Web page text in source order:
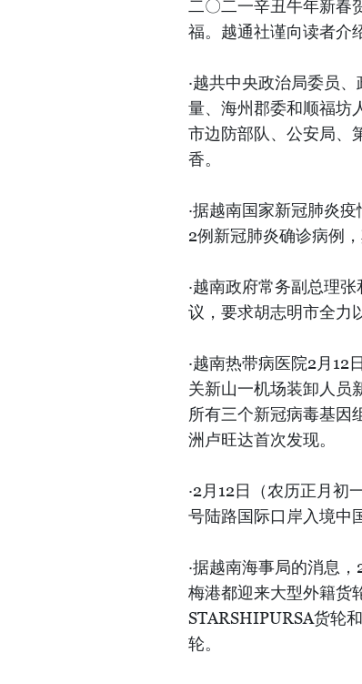
二〇二一辛丑牛年新春
福。越通社谨向读者介
·越共中央政治局委员
量、海州郡委和顺福坊
市边防部队、公安局、
香。
·据越南国家新冠肺炎
2例新冠肺炎确诊病例
·越南政府常务副总理
议，要求胡志明市全力
·越南热带病医院2月12
关新山一机场装卸人员
所有三个新冠病毒基因
洲卢旺达首次发现。
·2月12日（农历正月初
号陆路国际口岸入境中
·据越南海事局的消息
梅港都迎来大型外籍货
STARSHIPURSA货轮
轮。